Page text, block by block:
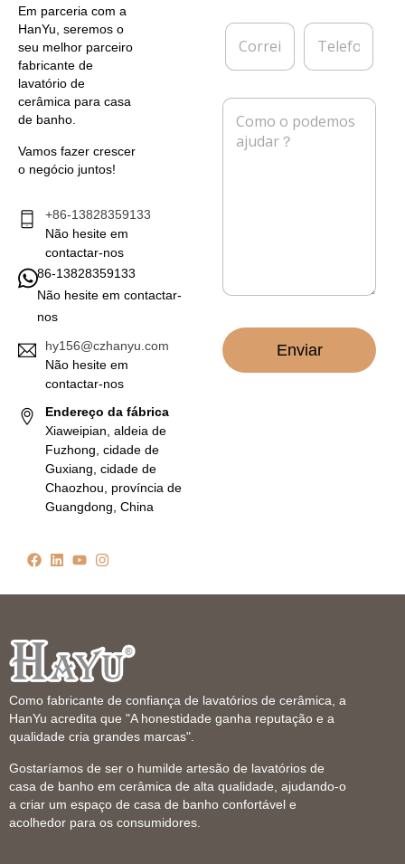
Em parceria com a
HanYu, seremos o
seu melhor parceiro
fabricante de
lavatório de
cerâmica para casa
de banho.
Vamos fazer crescer
o negócio juntos!
+86-13828359133
Não hesite em
contactar-nos
86-13828359133
Não hesite em contactar-
nos
hy156@czhanyu.com
Não hesite em
contactar-nos
Endereço da fábrica
Xiaweipian, aldeia de
Fuzhong, cidade de
Guxiang, cidade de
Chaozhou, província de
Guangdong, China
*
e
C
r
e
c
T
l
f
o
n
M
Enviar
Como fabricante de confiança de lavatórios de cerâmica, a
HanYu acredita que "A honestidade ganha reputação e a
qualidade cria grandes marcas".
Gostaríamos de ser o humilde artesão de lavatórios de
casa de banho em cerâmica de alta qualidade, ajudando-o
a criar um espaço de casa de banho confortável e
acolhedor para os consumidores.